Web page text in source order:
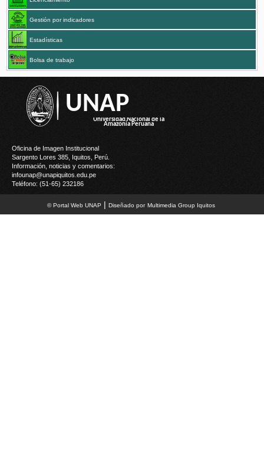
Gestión por indicadores
Estadísticas
Bolsa de trabajo
UNAP
Oficina de Imagen Institucional
Sargento Lores 385, Iquitos, Perú.
Información, noticias y comentarios:
infounap@unapiquitos.edu.pe
Teléfono: (51-65) 232186
© Portal Web UNAP | Diseñado por Multimedia Group Iquitos